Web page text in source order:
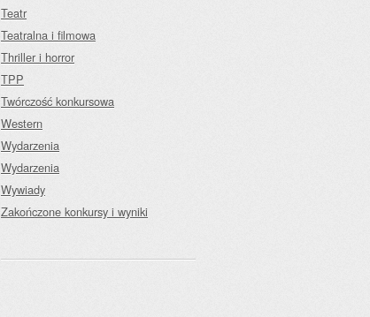
Teatr
Teatralna i filmowa
Thriller i horror
TPP
Twórczość konkursowa
Western
Wydarzenia
Wydarzenia
Wywiady
Zakończone konkursy i wyniki